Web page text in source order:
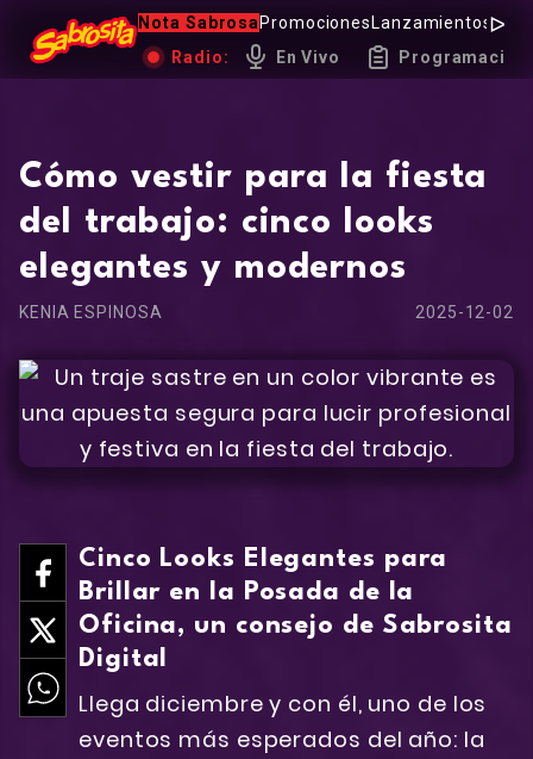
Nota Sabrosa Promociones LanzamientosHot
Radio:
En Vivo Programación
Cómo vestir para la fiesta
del trabajo: cinco looks
elegantes y modernos
KENIA ESPINOSA 2025-12-02
Cinco Looks Elegantes para
Brillar en la Posada de la
Oficina, un consejo de Sabrosita
Digital
Llega diciembre y con él, uno de los
eventos más esperados del año: la